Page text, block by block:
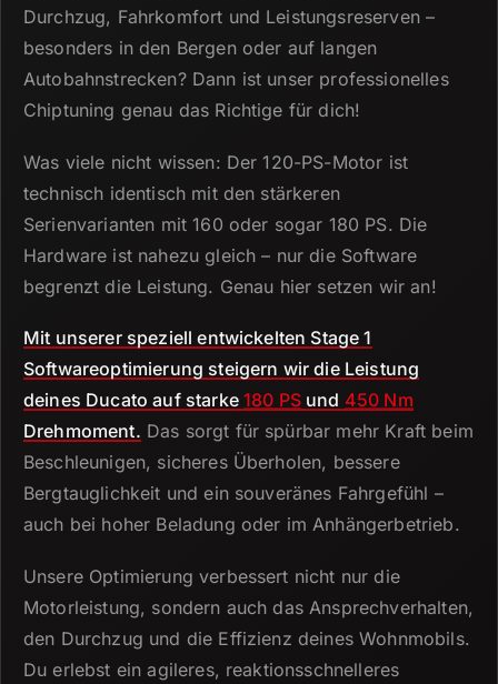
Durchzug, Fahrkomfort und Leistungsreserven –
besonders in den Bergen oder auf langen
Autobahnstrecken?Dann ist unser professionelles
Chiptuning genau das Richtige für dich!
Was viele nicht wissen: Der 120-PS-Motor ist
technisch identisch mit den stärkeren
Serienvarianten mit 160 oder sogar 180 PS. Die
Hardware ist nahezu gleich – nur die Software
begrenzt die Leistung. Genau hier setzen wir an!
Mit unserer speziell entwickelten Stage 1
Softwareoptimierung steigern wir die Leistung
deines Ducato auf starke180 PSund 450 Nm
Drehmoment. Das sorgt für spürbar mehr Kraft beim
Beschleunigen, sicheres Überholen, bessere
Bergtauglichkeit und ein souveränes Fahrgefühl –
auch bei hoher Beladung oder im Anhängerbetrieb.
Unsere Optimierung verbessert nicht nur die
Motorleistung, sondern auch das Ansprechverhalten,
den Durchzug und die Effizienz deines Wohnmobils.
Du erlebst ein agileres, reaktionsschnelleres